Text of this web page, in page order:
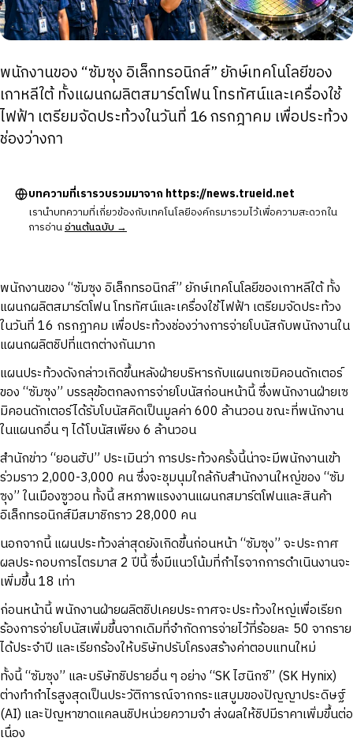
พนักงานของ “ซัมซุง อิเล็กทรอนิกส์” ยักษ์เทคโนโลยีของ
เกาหลีใต้ ทั้งแผนกผลิตสมาร์ตโฟน โทรทัศน์และเครื่องใช้
ไฟฟ้า เตรียมจัดประท้วงในวันที่ 16 กรกฎาคม เพื่อประท้วง
ช่องว่างกา
บทความที่เรารวบรวมมาจาก https://news.trueid.net
เรานำบทความที่เกี่ยวข้องกับเทคโนโลยีองค์กรมารวมไว้เพื่อความสะดวกใน
การอ่านอ่านต้นฉบับ →
พนักงานของ “ซัมซุง อิเล็กทรอนิกส์” ยักษ์เทคโนโลยีของเกาหลีใต้ ทั้ง
แผนกผลิตสมาร์ตโฟน โทรทัศน์และเครื่องใช้ไฟฟ้า เตรียมจัดประท้วง
ในวันที่ 16 กรกฎาคม เพื่อประท้วงช่องว่างการจ่ายโบนัสกับพนักงานใน
แผนกผลิตชิปที่แตกต่างกันมาก
แผนประท้วงดังกล่าวเกิดขึ้นหลังฝ่ายบริหารกับแผนกเซมิคอนดักเตอร์
ของ “ซัมซุง” บรรลุข้อตกลงการจ่ายโบนัสก่อนหน้านี้ ซึ่งพนักงานฝ่ายเซ
มิคอนดักเตอร์ได้รับโบนัสคิดเป็นมูลค่า 600 ล้านวอน ขณะที่พนักงาน
ในแผนกอื่น ๆ ได้โบนัสเพียง 6 ล้านวอน
สำนักข่าว “ยอนฮัป” ประเมินว่า การประท้วงครั้งนี้น่าจะมีพนักงานเข้า
ร่วมราว 2,000-3,000 คน ซึ่งจะชุมนุมใกล้กับสำนักงานใหญ่ของ “ซัม
ซุง” ในเมืองซูวอน ทั้งนี้ สหภาพแรงงานแผนกสมาร์ตโฟนและสินค้า
อิเล็กทรอนิกส์มีสมาชิกราว 28,000 คน
นอกจากนี้ แผนประท้วงล่าสุดยังเกิดขึ้นก่อนหน้า “ซัมซุง” จะประกาศ
ผลประกอบการไตรมาส 2 ปีนี้ ซึ่งมีแนวโน้มที่กำไรจากการดำเนินงานจะ
เพิ่มขึ้น 18 เท่า
ก่อนหน้านี้ พนักงานฝ่ายผลิตชิปเคยประกาศจะประท้วงใหญ่เพื่อเรียก
ร้องการจ่ายโบนัสเพิ่มขึ้นจากเดิมที่จำกัดการจ่ายไว้ที่ร้อยละ 50 จากราย
ได้ประจำปี และเรียกร้องให้บริษัทปรับโครงสร้างค่าตอบแทนใหม่
ทั้งนี้ “ซัมซุง” และบริษัทชิปรายอื่น ๆ อย่าง “SK ไฮนิกซ์” (SK Hynix)
ต่างทำกำไรสูงสุดเป็นประวัติการณ์จากกระแสบูมของปัญญาประดิษฐ์
(AI) และปัญหาขาดแคลนชิปหน่วยความจำ ส่งผลให้ชิปมีราคาเพิ่มขึ้นต่อ
เนื่อง